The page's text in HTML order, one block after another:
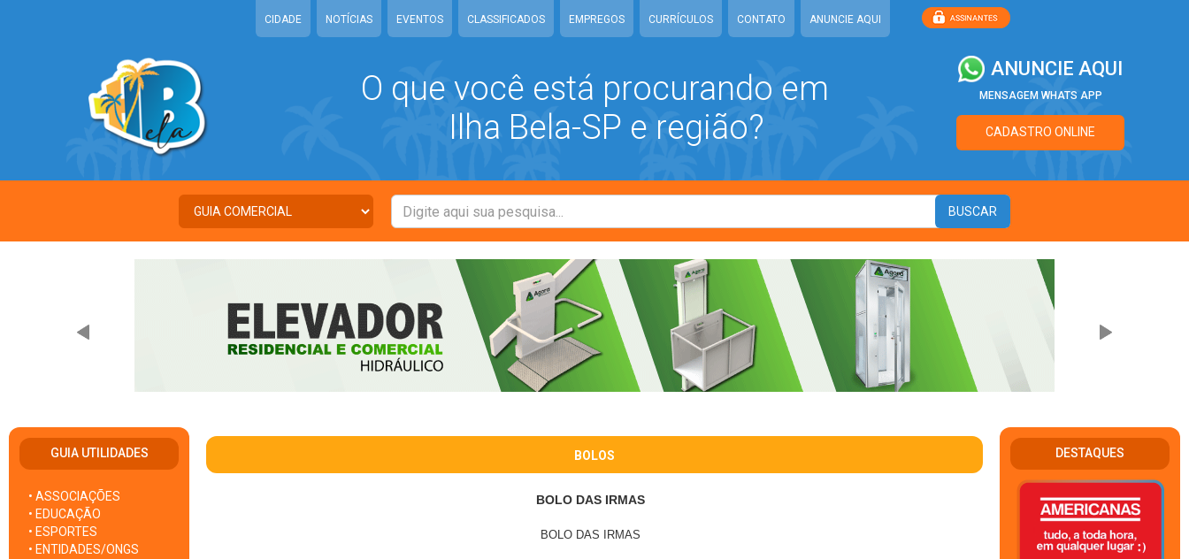
CIDADE NOTÍCIAS EVENTOS CLASSIFICADOS EMPREGOS CURRÍCULOS CONTATO ANUNCIE AQUI
O que você está procurando em
Ilha Bela-SP e região?
ANUNCIE AQUI
MENSAGEM WHATS APP
CADASTRO ONLINE
GUIA UTILIDADES
• ASSOCIAÇÕES
• EDUCAÇÃO
• ESPORTES
• ENTIDADES/ONGS
BOLOS
BOLO DAS IRMAS
BOLO DAS IRMAS
DESTAQUES